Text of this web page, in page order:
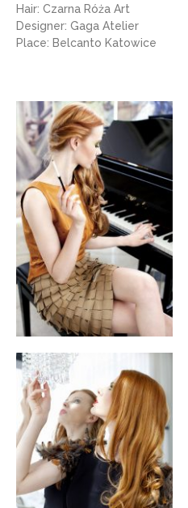
Hair: Czarna Róża Art
Designer: Gaga Atelier
Place: Belcanto Katowice